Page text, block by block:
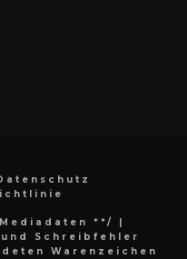
**/
|
Schreibfehler
Warenzeichen